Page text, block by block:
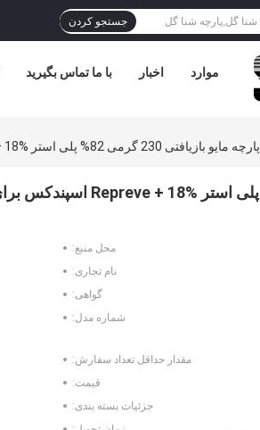
جستجو کردن
با ما تماس بگیرید اخبار موارد
پارچه مایو بازیافتی 230 گرمی 82% پلی استر Repreve + 18% اسپندکس برای بافت حلقوی
محل منبع:
نام تجاری:
گواهی:
شماره مدل:
مقدار حداقل تعداد سفارش:
قیمت:
جزئیات بسته بندی: